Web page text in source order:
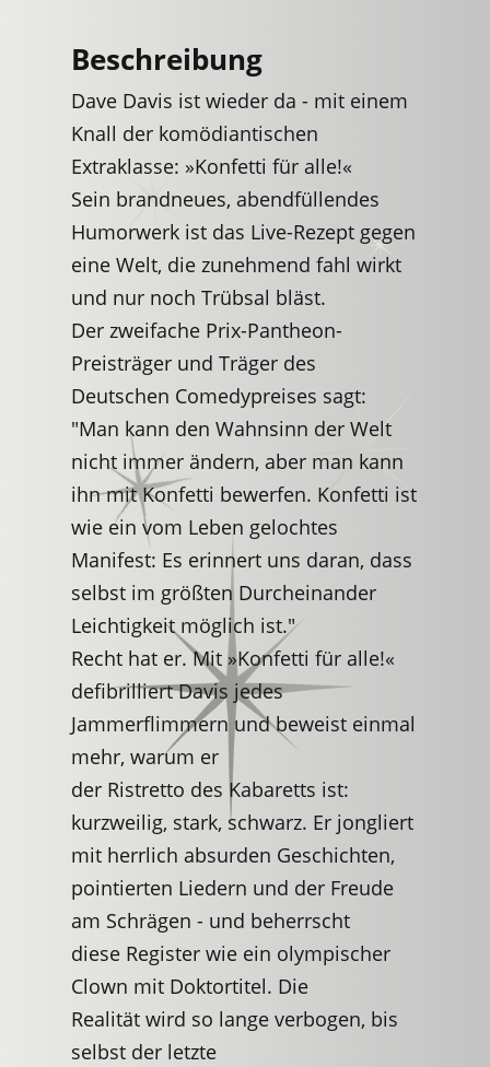
Beschreibung
Dave Davis ist wieder da - mit einem
Knall der komödiantischen
Extraklasse: »Konfetti für alle!«
Sein brandneues, abendfüllendes
Humorwerk ist das Live-Rezept gegen
eine Welt, die zunehmend fahl wirkt
und nur noch Trübsal bläst.
Der zweifache Prix-Pantheon-
Preisträger und Träger des
Deutschen Comedypreises sagt:
"Man kann den Wahnsinn der Welt
nicht immer ändern, aber man kann
ihn mit Konfetti bewerfen. Konfetti ist
wie ein vom Leben gelochtes
Manifest: Es erinnert uns daran, dass
selbst im größten Durcheinander
Leichtigkeit möglich ist."
Recht hat er. Mit »Konfetti für alle!«
defibrilliert Davis jedes
Jammerflimmern und beweist einmal
mehr, warum er
der Ristretto des Kabaretts ist:
kurzweilig, stark, schwarz. Er jongliert
mit herrlich absurden Geschichten,
pointierten Liedern und der Freude
am Schrägen - und beherrscht
diese Register wie ein olympischer
Clown mit Doktortitel. Die
Realität wird so lange verbogen, bis
selbst der letzte